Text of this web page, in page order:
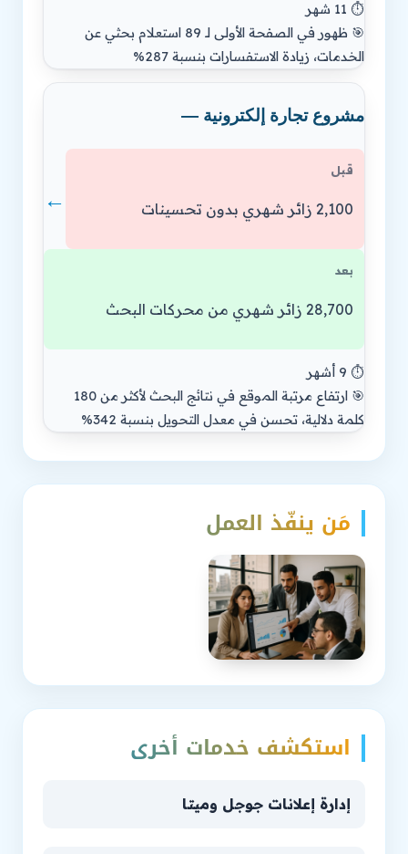
⏱️ 11 شهر
🎯 ظهور في الصفحة الأولى لـ 89 استعلام بحثي عن
الخدمات، زيادة الاستفسارات بنسبة 287%
مشروع تجارة إلكترونية —
قبل
2,100 زائر شهري بدون تحسينات ←
بعد
28,700 زائر شهري من محركات البحث
⏱️ 9 أشهر
🎯 ارتفاع مرتبة الموقع في نتائج البحث لأكثر من 180
كلمة دلالية، تحسن في معدل التحويل بنسبة 342%
مَن ينفّذ العمل
استكشف خدمات أخرى
إدارة إعلانات جوجل وميتا